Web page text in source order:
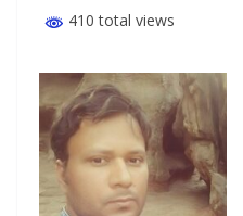
e
b
o
o
k
itt
er
er
e
st
e
dI
n
410 total views